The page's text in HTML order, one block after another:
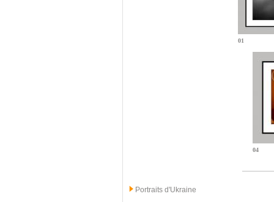
01
04
Portraits d'Ukraine